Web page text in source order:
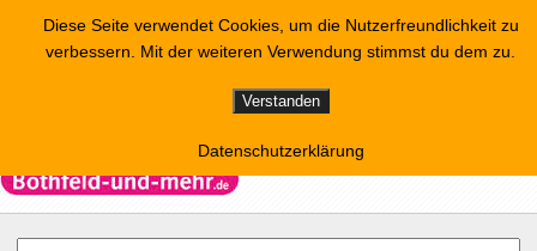
Diese Seite verwendet Cookies, um die Nutzerfreundlichkeit zu
verbessern. Mit der weiteren Verwendung stimmst du dem zu.
Verstanden
Datenschutzerklärung